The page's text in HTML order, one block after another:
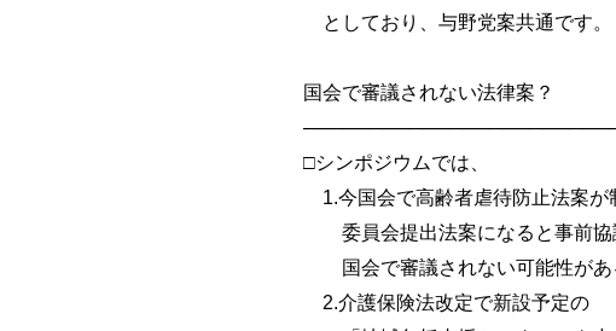
としており、与野党案共通です。
国会で審議されない法律案？
□シンポジウムでは、
1.今国会で高齢者虐待防止法案が
委員会提出法案になると事前協
国会で審議されない可能性があ
2.介護保険法改定で新設予定の